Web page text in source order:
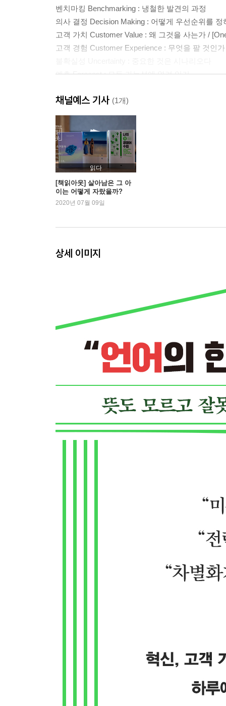
벤치마킹 Benchmarking : 냉철한 발견의 과정
의사 결정 Decision Making : 어떻게 우선순위를
고객 가치 Customer Value : 왜 그것을 사는가 /
고객 경험 Customer Experience : 무엇을 팔 것인가
예측 Forecast : 모든 가능성에 열려 있기
문제 해결 Problem Solving : 생각이 부지런한 리더
2부 조직과 관계 수업
팀 Team : 왜 함께 일하는가 / [One More Thing!] 리
팀워크 Teamwork : 어떻게 함께 일하는가 / [One
협업 Collaboration : 공정하게 이익 나누기 / [One
조직 문화 Organizational Culture : 솔선수범의 힘 /
인사 Human Resources Affairs : 직원은 고객이다
성과 관리 Performance Management : 동기는 어
[부록] 한 문장으로 정의한 핵심 경영어들
주
채널예스 기사 (1개)
읽다
[책읽아웃] 살아남은 그 아
이는 어떻게 자랐을까?
2020년 07월 09일
상세 이미지